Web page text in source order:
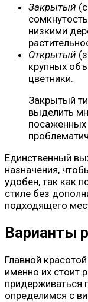
Закрытый
низкими
Открытый
крупных
цветники.
Закрытый
выделить
посаженных
Единственный
назначения,
удобен, так как
стиле без
подходящего
Варианты
Главной
именно их стоит
придерживаться
определимся с